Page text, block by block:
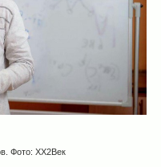
Фото: XX2Век